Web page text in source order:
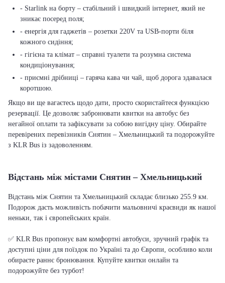
- Starlink на борту – стабільний і швидкий інтернет, який не
зникає посеред поля;
- енергія для гаджетів – розетки 220V та USB-порти біля
кожного сидіння;
- гігієна та клімат – справні туалети та розумна система
кондиціонування;
- приємні дрібниці – гаряча кава чи чай, щоб дорога здавалася
коротшою.
Якщо ви ще вагаєтесь щодо дати, просто скористайтеся функцією
резервації. Це дозволяє забронювати квитки на автобус без
негайної оплати та зафіксувати за собою вигідну ціну. Обирайте
перевірених перевізників Снятин – Хмельницький та подорожуйте
з KLR Bus із задоволенням.
Відстань між містами Снятин – Хмельницький
Відстань між Снятин та Хмельницький складає близько 255.9 км.
Подорож дасть можливість побачити мальовничі краєвиди як нашої
неньки, так і європейських країн.
✅ KLR Bus пропонує вам комфортні автобуси, зручний графік та
доступні ціни для поїздок по Україні та до Європи, особливо коли
обираєте раннє бронювання. Купуйте квитки онлайн та
подорожуйте без турбот!